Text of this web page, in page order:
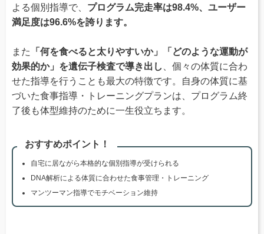
よる個別指導で、 プログラム完走率は98.4%、ユーザー
満足度は96.6%を誇ります。
また
「何を食べると太りやすいか」「どのような運動が
効果的か」を遺伝子検査で導き出し 、個々の体質に合わ
せた指導を行うことも最大の特徴です。自身の体質に基
づいた食事指導・トレーニングプランは、プログラム終
了後も体型維持のために一生役立ちます。
おすすめポイント！
自宅に居ながら本格的な個別指導が受けられる
DNA解析による体質に合わせた食事管理・トレーニング
マンツーマン指導でモチベーション維持